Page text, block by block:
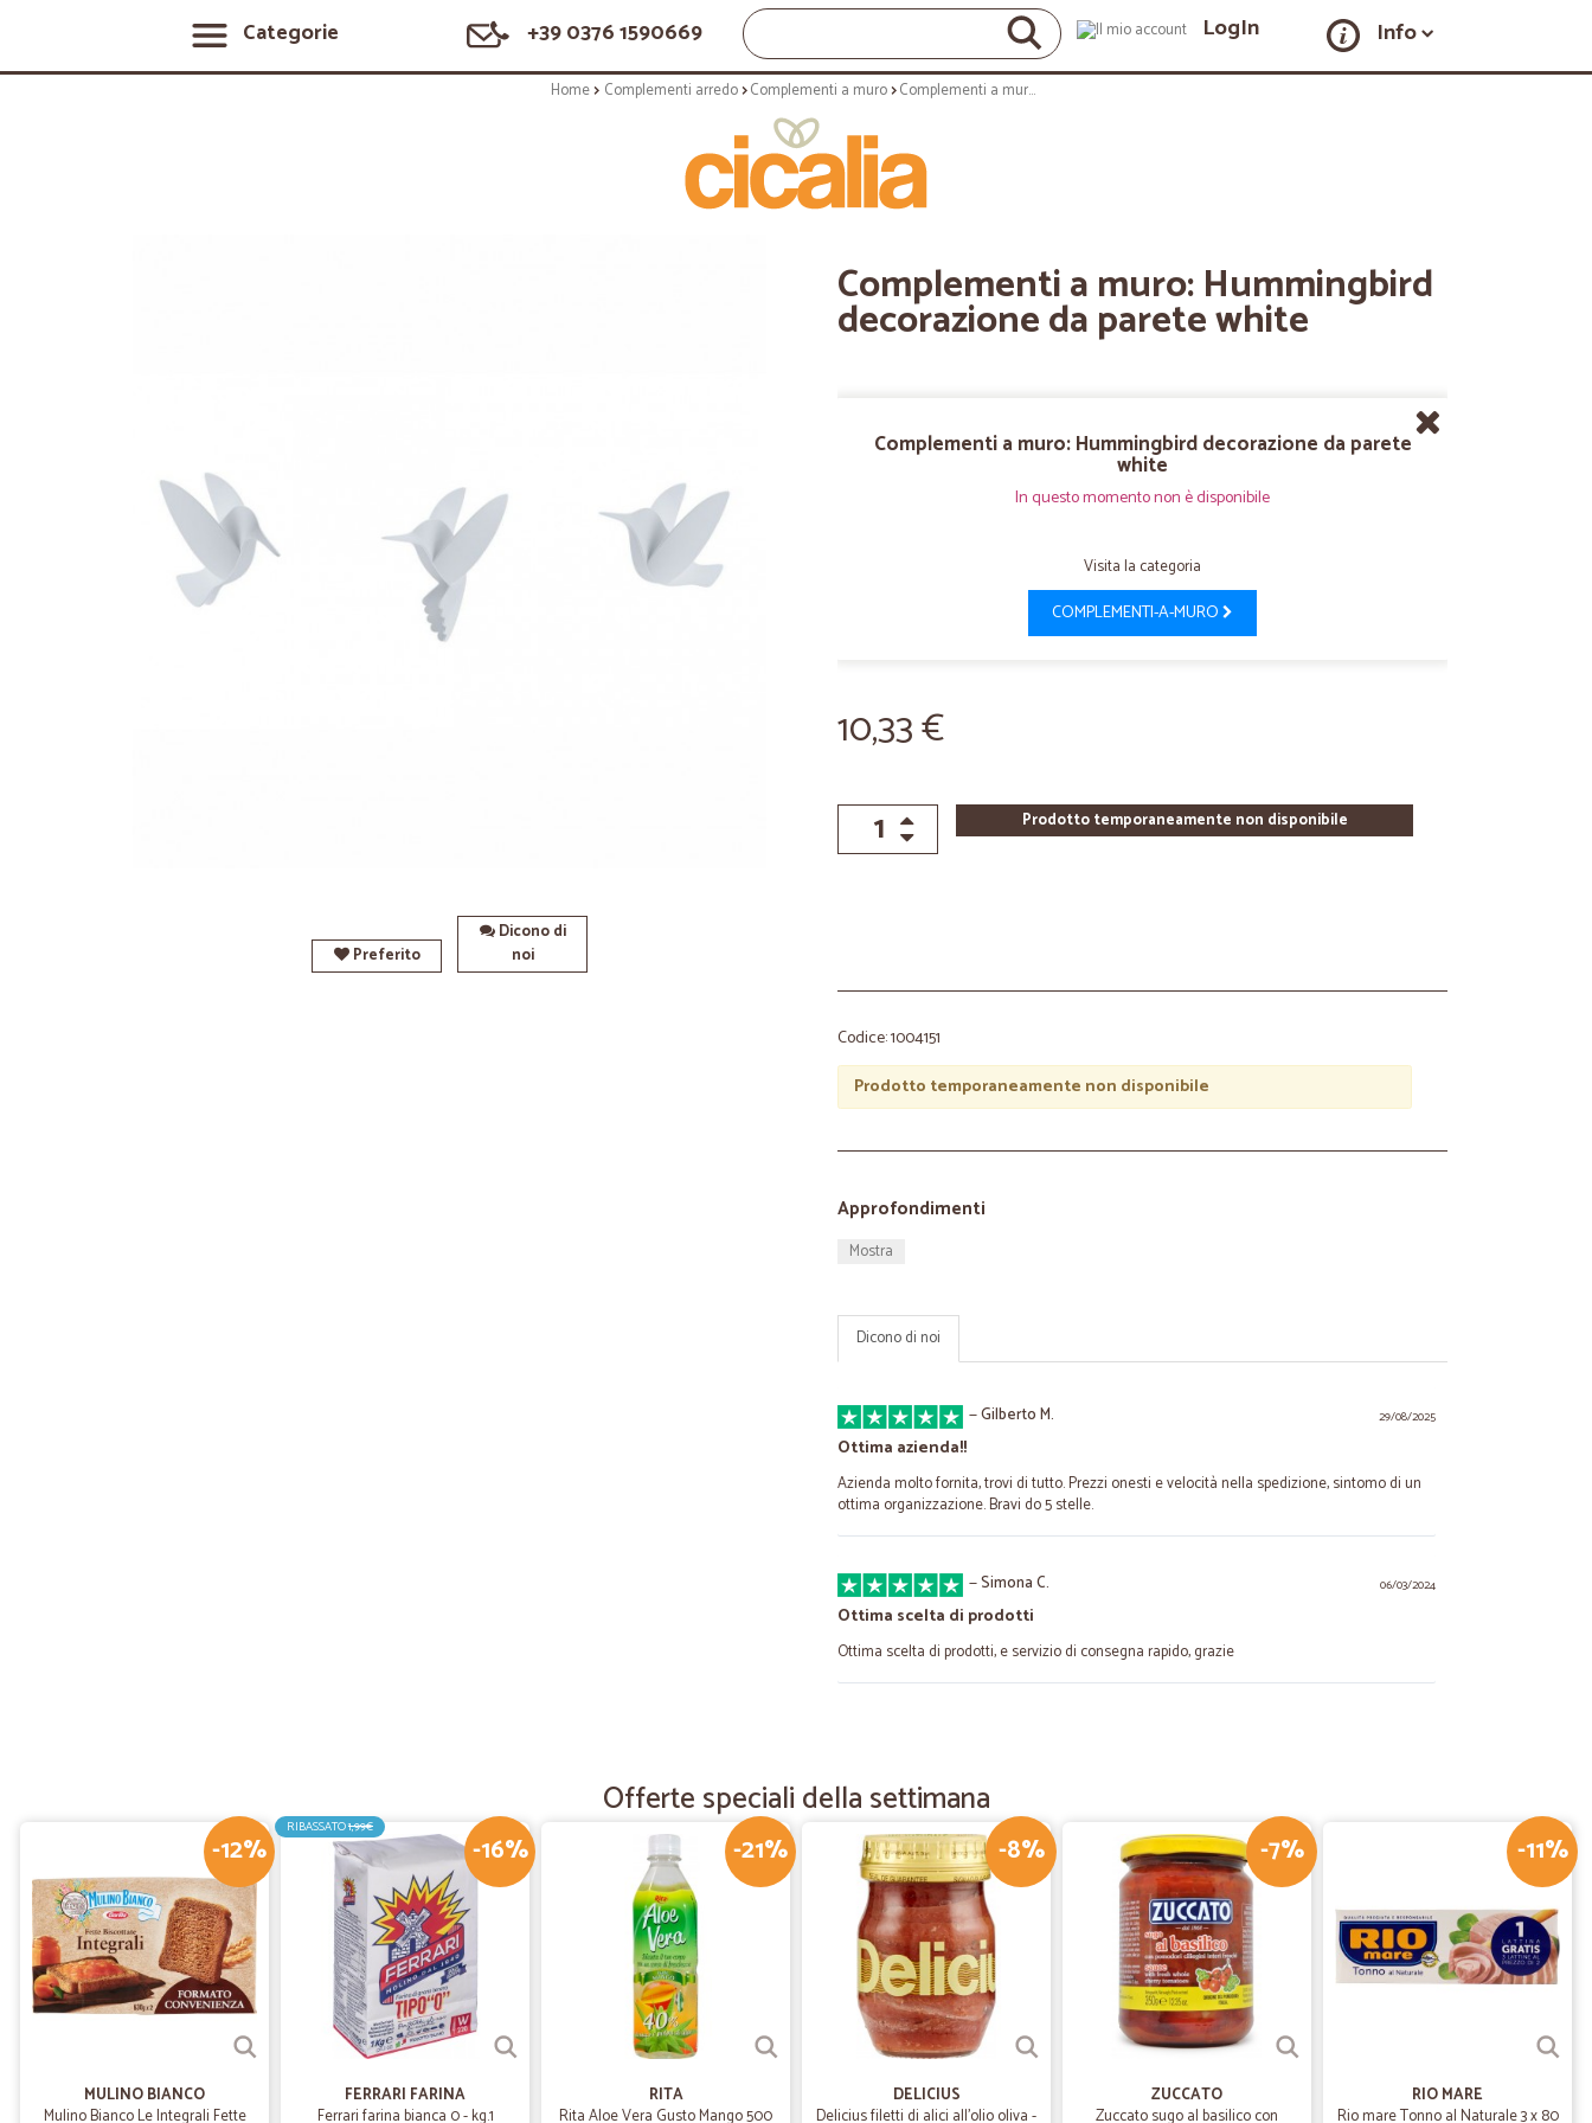
Categorie +39 0376 1590669 LogIn Info
Home Complementi arredo Complementi a muro Complementi a muro: Hummingbird decorazione da parete white
Preferito
Dicono di
noi
Complementi a muro: Hummingbird
decorazione da parete white
Complementi a muro: Hummingbird decorazione da parete
white
In questo momento non è disponibile
Visita la categoria
COMPLEMENTI-A-MURO
10,33 €
Prodotto temporaneamente non disponibile
Codice: 1004151
Prodotto temporaneamente non disponibile
Approfondimenti
Mostra
Dicono di noi
29/08/2025
—Gilberto M.
Ottima azienda!!
Azienda molto fornita, trovi di tutto. Prezzi onesti e velocità nella spedizione, sintomo di un
ottima organizzazione. Bravi do 5 stelle.
06/03/2024
—Simona C.
Ottima scelta di prodotti
Ottima scelta di prodotti, e servizio di consegna rapido, grazie
Veloci e precisi . Confezione perfetta e ben curata
—Walter C.
Consegna puntuale e impacchettata…
Consegna puntuale e impacchettata magistralmente. Possono lavorare meglio sui prezzi
rispetto alla grande distribuzione.
—Marica M.
Ottimo servizio , merce arrivata velocissima,bravi.
Offerte speciali della settimana
-12%
MULINO BIANCO
Mulino Bianco Le Integrali Fette
-16%
RIBASSATO1,99€
FERRARI FARINA
Ferrari farina bianca 0 - kg.1
-21%
RITA
Rita Aloe Vera Gusto Mango 500
-8%
DELICIUS
Delicius filetti di alici all'olio oliva -
-7%
ZUCCATO
Zuccato sugo al basilico con
-11%
RIO MARE
Rio mare Tonno al Naturale 3 x 80